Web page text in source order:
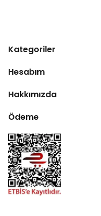
Kategoriler
Hesabım
Hakkımızda
Ödeme